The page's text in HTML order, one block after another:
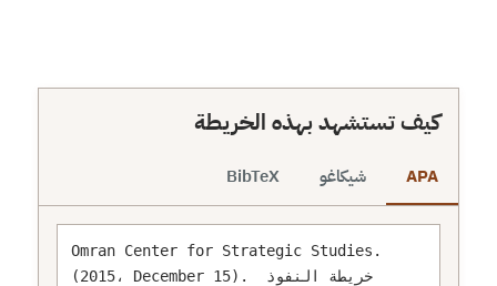
content/uploads/2015/12/map-hero-244-
كيف تستشهد بهذه الخريطة
APA شيكاغو BibTeX
Omran Center for Strategic Studies.
(2015، December 15). خريطة النفوذ